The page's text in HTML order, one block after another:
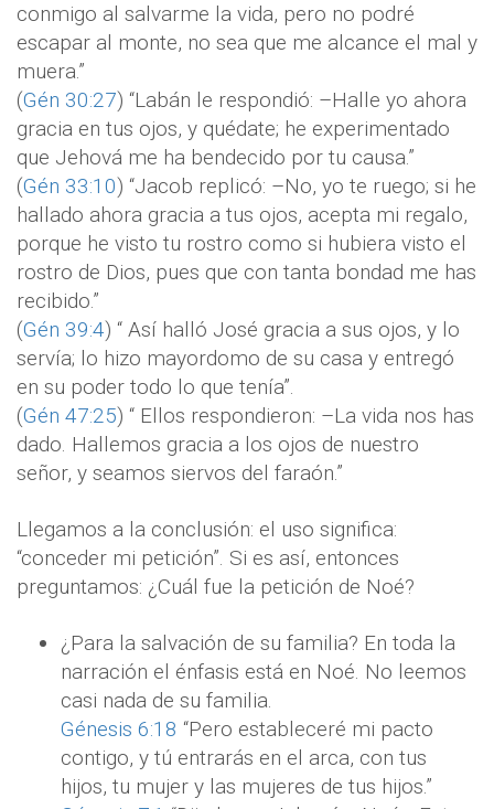
conmigo al salvarme la vida, pero no podré
escapar al monte, no sea que me alcance el mal y
muera.”
(Gén 30:27) “Labán le respondió: –Halle yo ahora
gracia en tus ojos, y quédate; he experimentado
que Jehová me ha bendecido por tu causa.”
(Gén 33:10) “Jacob replicó: –No, yo te ruego; si he
hallado ahora gracia a tus ojos, acepta mi regalo,
porque he visto tu rostro como si hubiera visto el
rostro de Dios, pues que con tanta bondad me has
recibido.”
(Gén 39:4) “ Así halló José gracia a sus ojos, y lo
servía; lo hizo mayordomo de su casa y entregó
en su poder todo lo que tenía”.
(Gén 47:25) “ Ellos respondieron: –La vida nos has
dado. Hallemos gracia a los ojos de nuestro
señor, y seamos siervos del faraón.”
Llegamos a la conclusión: el uso significa:
“conceder mi petición”. Si es así, entonces
preguntamos: ¿Cuál fue la petición de Noé?
¿Para la salvación de su familia? En toda la
narración el énfasis está en Noé. No leemos
casi nada de su familia.
Génesis 6:18 “Pero estableceré mi pacto
contigo, y tú entrarás en el arca, con tus
hijos, tu mujer y las mujeres de tus hijos.”